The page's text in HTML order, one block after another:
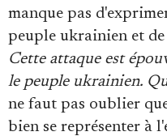
manque pas
peuple ukrainien et
Cette attaque est
le peuple ukrainien.
ne faut pas oublier
bien se représenter à